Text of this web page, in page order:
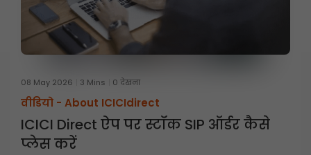
08 May 2026 3 Mins 0 देखना
वीडियो - About ICICIdirect
ICICI Direct ऐप पर स्टॉक SIP ऑर्डर कैसे
प्लेस करें